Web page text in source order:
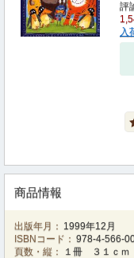
評
入
商品情報
出版年月： 1999年12月
ISBNコード： 978-4-566-
頁数・縦：
１冊 ３１ｃｍ